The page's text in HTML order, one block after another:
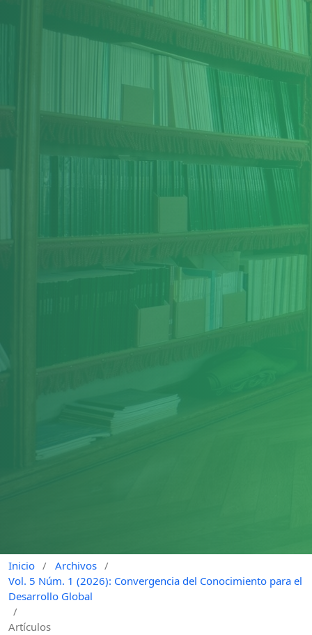
Inicio / Archivos /
Vol. 5 Núm. 1 (2026): Convergencia del Conocimiento para el
Desarrollo Global
/
Artículos